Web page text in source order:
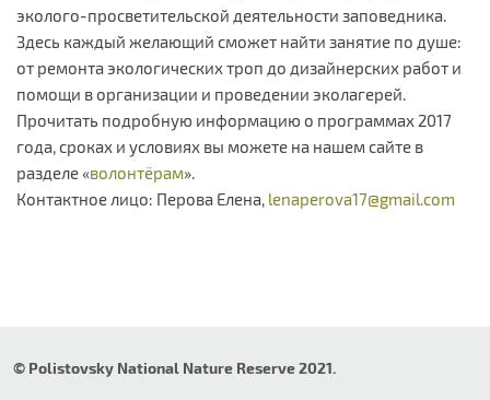
эколого-просветительской деятельности заповедника.
Здесь каждый желающий сможет найти занятие по душе:
от ремонта экологических троп до дизайнерских работ и
помощи в организации и проведении эколагерей.
Прочитать подробную информацию о программах 2017
года, сроках и условиях вы можете на нашем сайте в
разделе «волонтёрам».
Контактное лицо: Перова Елена, lenaperova17@gmail.com
© Polistovsky National Nature Reserve 2021.